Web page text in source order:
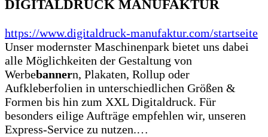
DIGITALDRUCK MANUFAKTUR
https://www.digitaldruck-manufaktur.com/startseite
Unser modernster Maschinenpark bietet uns dabei
alle Möglichkeiten der Gestaltung von
Werbebannern, Plakaten, Rollup oder
Aufkleberfolien in unterschiedlichen Größen &
Formen bis hin zum XXL Digitaldruck. Für
besonders eilige Aufträge empfehlen wir, unseren
Express-Service zu nutzen.…